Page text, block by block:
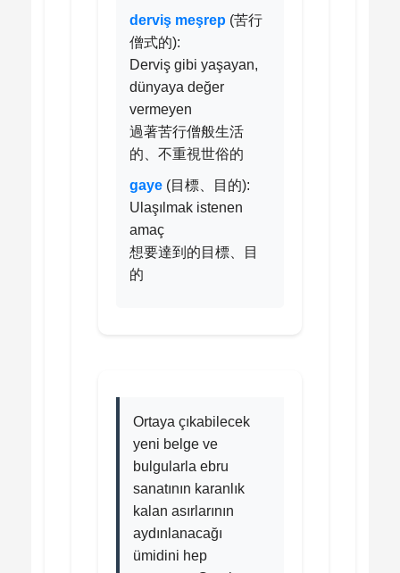
derviş meşrep (苦行
僧式的):
Derviş gibi yaşayan,
dünyaya değer
vermeyen
過著苦行僧般生活
的、不重視世俗的
gaye (目標、目的):
Ulaşılmak istenen
amaç
想要達到的目標、目
的
Ortaya çıkabilecek
yeni belge ve
bulgularla ebru
sanatının karanlık
kalan asırlarının
aydınlanacağı
ümidini hep